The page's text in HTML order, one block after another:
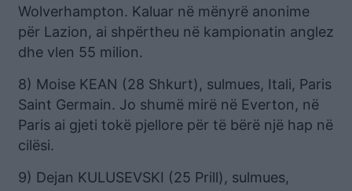
Wolverhampton. Kaluar në mënyrë anonime
për Lazion, ai shpërtheu në kampionatin anglez
dhe vlen 55 milion.
8) Moise KEAN (28 Shkurt), sulmues, Itali, Paris
Saint Germain. Jo shumë mirë në Everton, në
Paris ai gjeti tokë pjellore për të bërë një hap në
cilësi.
9) Dejan KULUSEVSKI (25 Prill), sulmues,